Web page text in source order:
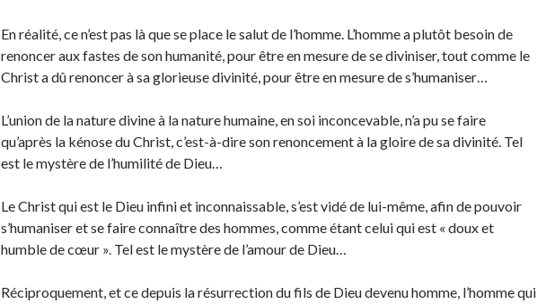
En réalité, ce n’est pas là que se place le salut de l’homme. L’homme a plutôt besoin de
renoncer aux fastes de son humanité, pour être en mesure de se diviniser, tout comme le
Christ a dû renoncer à sa glorieuse divinité, pour être en mesure de s’humaniser…
L’union de la nature divine à la nature humaine, en soi inconcevable, n’a pu se faire
qu’après la kénose du Christ, c’est-à-dire son renoncement à la gloire de sa divinité. Tel
est le mystère de l’humilité de Dieu…
Le Christ qui est le Dieu infini et inconnaissable, s’est vidé de lui-même, afin de pouvoir
s’humaniser et se faire connaître des hommes, comme étant celui qui est « doux et
humble de cœur ». Tel est le mystère de l’amour de Dieu…
Réciproquement, et ce depuis la résurrection du fils de Dieu devenu homme, l’homme qui